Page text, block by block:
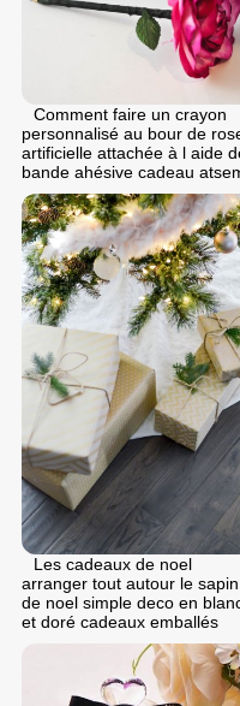
Comment faire un crayon
personnalisé au bour de
artificielle attachée à l aide
bande ahésive cadeau
Les cadeaux de noel
arranger tout autour le sapin
de noel simple deco en
et doré cadeaux emballés